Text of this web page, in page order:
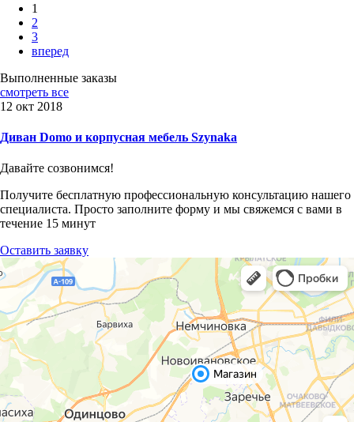
1
2
3
вперед
Выполненные заказы
смотреть все
12 окт 2018
Диван Domo и корпусная мебель Szynaka
Давайте созвонимся!
Получите бесплатную профессиональную консультацию нашего
специалиста. Просто заполните форму и мы свяжемся с вами в
течение 15 минут
Оставить заявку